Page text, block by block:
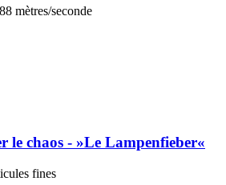
mètres/seconde
le chaos - »Le Lampenfieber«
fines